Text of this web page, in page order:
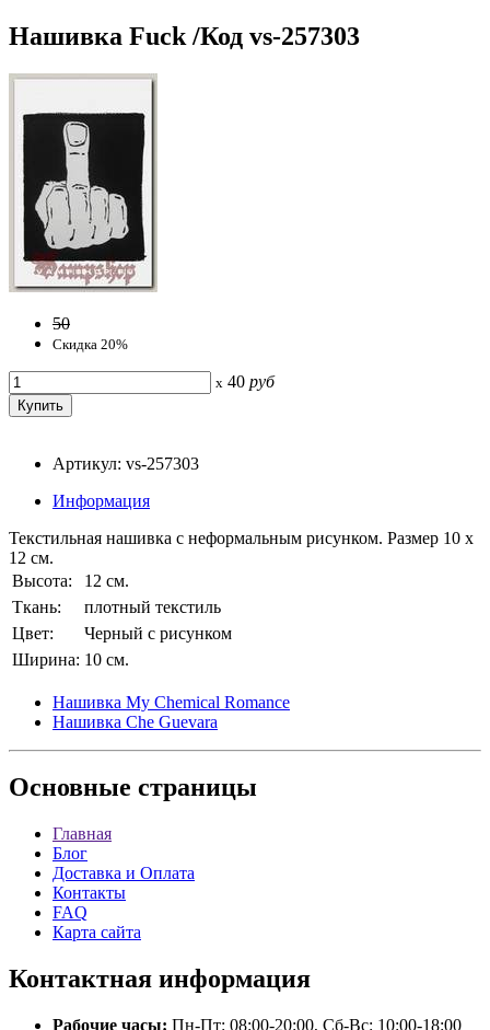
Нашивка Fuck /Код vs-257303
50
Скидка 20%
x 40 руб
Артикул: vs-257303
Информация
Текстильная нашивка с неформальным рисунком. Размер 10 х
12 см.
Высота:
12 см.
Ткань:
плотный текстиль
Цвет:
Черный с рисунком
Ширина: 10 см.
Нашивка My Chemical Romance
Нашивка Che Guevara
Основные страницы
Главная
Блог
Доставка и Оплата
Контакты
FAQ
Карта сайта
Контактная информация
Рабочие часы: Пн-Пт: 08:00-20:00, Сб-Вс: 10:00-18:00